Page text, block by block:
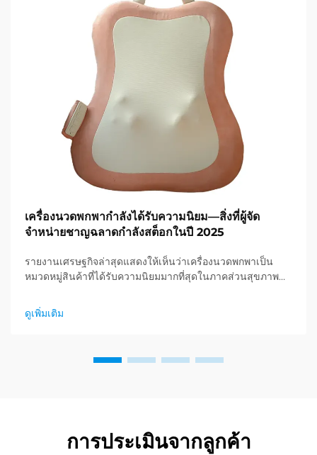
เครื่องนวดพกพากำลังได้รับความนิยม—สิ่งที่ผู้จัด
จำหน่ายชาญฉลาดกำลังสต็อกในปี 2025
รายงานเศรษฐกิจล่าสุดแสดงให้เห็นว่าเครื่องนวดพกพาเป็น
หมวดหมู่สินค้าที่ได้รับความนิยมมากที่สุดในภาคส่วนสุขภาพ
สำหรับผลิตภัณฑ์ผ่อนคลาย ผู้จัดจำหน่ายได้ค้นพบแล้ว...
ดูเพิ่มเติม
การประเมินจากลูกค้า